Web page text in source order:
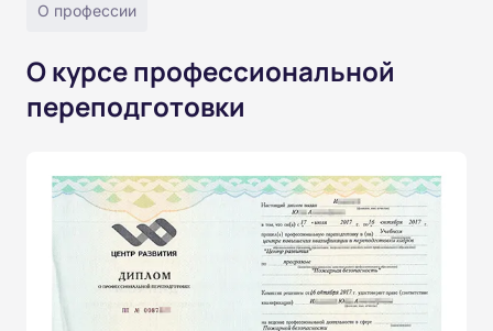
О профессии
О курсе профессиональной
переподготовки